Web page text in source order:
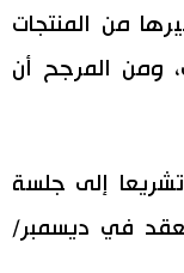
من المنتجات
ومن المرجح أن
إلى جلسة
تعقد في ديسمبر/